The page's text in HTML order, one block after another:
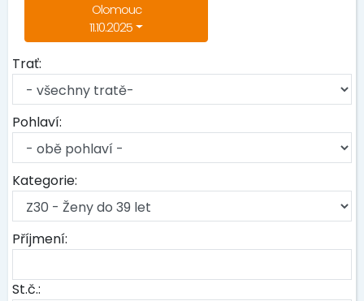
Olomouc
11.10.2025
Trať:
Pohlaví:
Kategorie:
Příjmení:
St.č.: